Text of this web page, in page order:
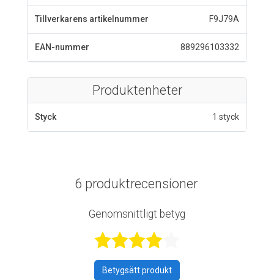
Tillverkarens artikelnummer F9J79A
EAN-nummer 889296103332
Produktenheter
Styck 1 styck
6 produktrecensioner
Genomsnittligt betyg
Betygsätt produkt